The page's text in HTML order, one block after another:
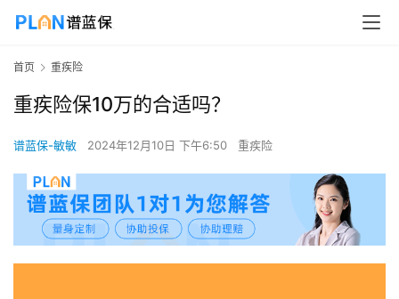
首页 重疾险
重疾险保10万的合适吗？
谱蓝保-敏敏 2024年12月10日 下午6:50 重疾险